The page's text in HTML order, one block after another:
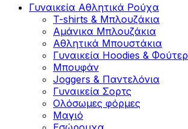
Γυναικεία Αθλητικά Ρούχα
T-shirts & Μπλουζάκια
Αμάνικα Μπλουζάκια
Aθλητικά Μπουστάκια
Γυναικεία Hoodies & Φούτερ
Μπουφάν
Joggers & Παντελόνια
Γυναικεία Σορτς
Ολόσωμες φόρμες
Μαγιό